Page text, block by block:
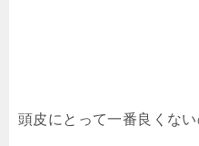
頭皮にとって一番良くない